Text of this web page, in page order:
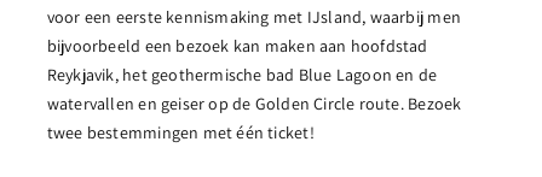
voor een eerste kennismaking met IJsland, waarbij men
bijvoorbeeld een bezoek kan maken aan hoofdstad
Reykjavik, het geothermische bad Blue Lagoon en de
watervallen en geiser op de Golden Circle route. Bezoek
twee bestemmingen met één ticket!